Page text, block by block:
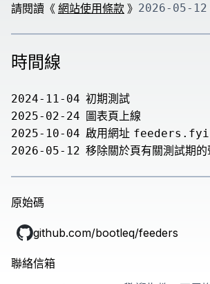
請閱讀《 網站使用條款 》 2026-05-12
時間線
2024-11-04 初期測試
2025-02-24 圖表頁上線
2025-10-04 啟用網址 feeders.fyi
2026-05-12 移除關於頁有關測試期的
原始碼
github.com/bootleq/feeders
聯絡信箱